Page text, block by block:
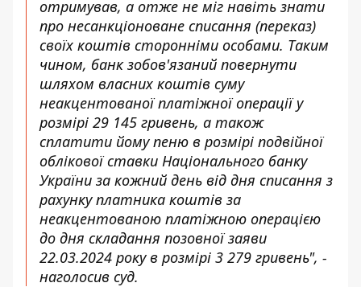
отримував, а отже не міг навіть знати
про несанкціоноване списання (переказ)
своїх коштів сторонніми особами. Таким
чином, банк зобов'язаний повернути
шляхом власних коштів суму
неакцентованої платіжної операції у
розмірі 29 145 гривень, а також
сплатити йому пеню в розмірі подвійної
облікової ставки Національного банку
України за кожний день від дня списання з
рахунку платника коштів за
неакцентованою платіжною операцією
до дня складання позовної заяви
22.03.2024 року в розмірі 3 279 гривень", -
наголосив суд.